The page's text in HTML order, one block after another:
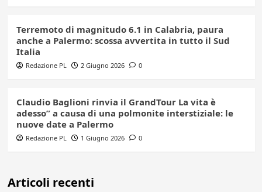
Terremoto di magnitudo 6.1 in Calabria, paura
anche a Palermo: scossa avvertita in tutto il Sud
Italia
Redazione PL 2 Giugno 2026 0
Claudio Baglioni rinvia il GrandTour La vita è
adesso” a causa di una polmonite interstiziale: le
nuove date a Palermo
Redazione PL 1 Giugno 2026 0
Articoli recenti